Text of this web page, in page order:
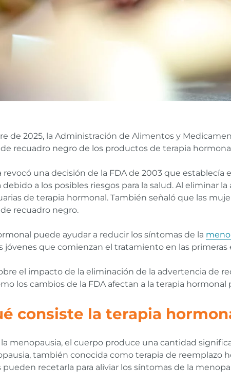
de 2025, la Administración de Alimentos y
recuadro negro de los productos de terapia
revocó una decisión de la FDA de 2003 que
a los posibles riesgos para la salud. Al eliminar
de terapia hormonal. También señaló que las
recuadro negro.
puede ayudar a reducir los síntomas de la
jóvenes que comienzan el tratamiento en las primeras
el impacto de la eliminación de la advertencia de
los cambios de la FDA afectan a la terapia hormonal
consiste la terapia
menopausia, el cuerpo produce una cantidad
también conocida como terapia de reemplazo
pueden recetarla para aliviar los síntomas de la